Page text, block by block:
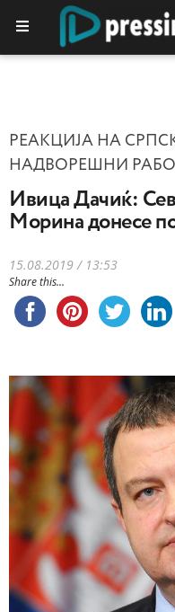
РЕАКЦИЈА НА
НАДВОРЕШНИ
Ивица Дачиќ:
Морина донесе
15.08.2019 / 13:53
Share this...